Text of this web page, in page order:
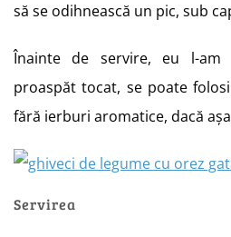
să se odihnească un pic, sub
Înainte de servire, eu l-am
proaspăt tocat, se poate
fără ierburi aromatice, dacă
Servirea